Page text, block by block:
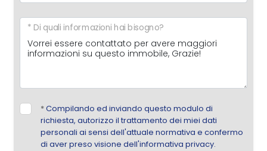
* Di quali informazioni hai bisogno?
*Compilando ed inviando questo modulo di
richiesta, autorizzo il trattamento dei miei dati
personali ai sensi dell'attuale normativa e confermo
di aver preso visione dell'informativa privacy.